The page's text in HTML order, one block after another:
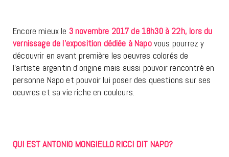
Encore mieux le 3 novembre 2017 de 18h30 à 22h, lors du
vernissage de l’exposition dédiée à Napovous pourrez y
découvrir en avant première les oeuvres colorés de
l’artiste argentin d’origine mais aussi pouvoir rencontré en
personne Napo et pouvoir lui poser des questions sur ses
oeuvres et sa vie riche en couleurs.
QUI EST ANTONIO MONGIELLO RICCI DIT NAPO?